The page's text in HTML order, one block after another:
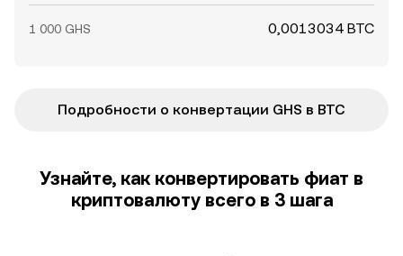
1 000 GHS 0,0013034 BTC
Подробности о конвертации GHS в BTC
Узнайте, как конвертировать фиат в
криптовалюту всего в 3 шага